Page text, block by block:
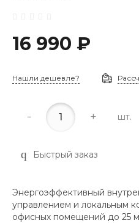
16 990 ₽
Нашли дешевле?
- + шт.
Быстрый заказ
Энергоэффективный
управлением и локальным
офисных помещений до 25